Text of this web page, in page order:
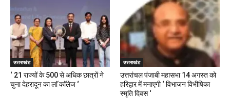
उत्तराखंड
‘ 21 राज्यों के 500 से अधिक छात्रों ने
चुना देहरादून का लाॅ काॅलेज ‘
उत्तराखंड
उत्तरांचल पंजाबी महासभा 14 अगस्त को
हरिद्वार में मनाएगी ‘ विभाजन विभीषिका
स्मृति दिवस ‘